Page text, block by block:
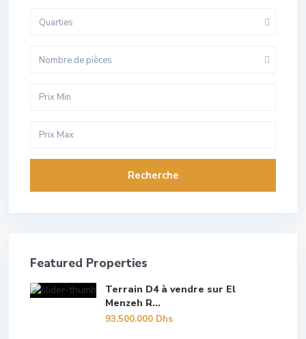
Quarties
Nombre de pièces
Recherche
Featured Properties
Terrain D4 à vendre sur El
Menzeh R...
93.500.000 Dhs